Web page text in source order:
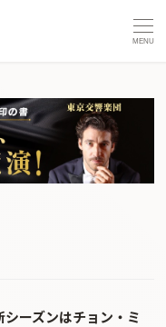
MENU
ーズンはチョン・ミ